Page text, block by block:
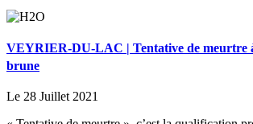
VEYRIER-DU-LAC | Tentative de meurtre
brune
Le 28 Juillet 2021